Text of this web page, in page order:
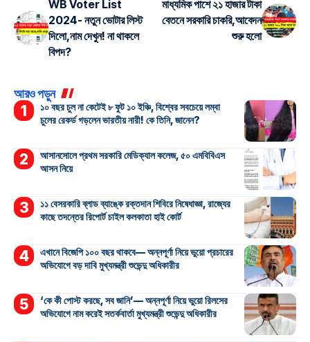
WB Voter List
2024- নতুন ভোটার লিস্ট
দিলো,নাম দেখুন! না থাকলে
বিপদ?
মাধ্যমিক পাশে ২১ হাজার টাকা
বেতনে সরকারি চাকরি,আবেদন
শুরু হলো
আরও পড়ুন
১০ বছর চুল না কেটেই ৮ ফুট ১০ ইঞ্চি, বিশ্বের সবচেয়ে লম্বা
চুলের রেকর্ড গড়লেন ভারতীয় নারী! কে তিনি, জানেন?
আসানসোলে প্রথম সরকারি মেডিক্যাল কলেজ, ৫০ এমবিবিএস
আসন নিয়ে
১১ বেসরকারি ব্লাড ব্যাঙ্কে রক্তদান শিবিরে নিষেধাজ্ঞা, রাজ্যের
কাছে তদন্তের রিপোর্ট চাইল কলকাতা হাই কোর্ট
এখানে বিজেপি ১০০ বছর থাকবে— অন্নপূর্ণা নিয়ে ভুয়ো প্রচারের
অভিযোগে বড় দাবি মুখ্যমন্ত্রী শুভেন্দু অধিকারীর
‘কে কী পোস্ট করছে, সব জানি’— অন্নপূর্ণা নিয়ে ভুয়ো রিলসের
অভিযোগে নাম করেই সতর্কবার্তা মুখ্যমন্ত্রী শুভেন্দু অধিকারীর